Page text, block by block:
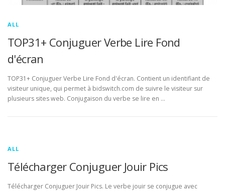
ALL
TOP31+ Conjuguer Verbe Lire Fond
d'écran
TOP31+ Conjuguer Verbe Lire Fond d'écran. Contient un identifiant de
visiteur unique, qui permet à bidswitch.com de suivre le visiteur sur
plusieurs sites web. Conjugaison du verbe se lire en …
ALL
Télécharger Conjuguer Jouir Pics
Télécharger Conjuguer Jouir Pics. Le verbe jouir se conjugue avec